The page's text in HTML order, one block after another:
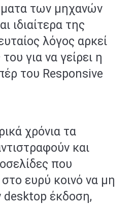
των μηχανών
ιδιαίτερα της
λόγος αρκεί
για να γείρει η
του Responsive
χρόνια τα
και
που
ευρύ κοινό να μη
desktop έκδοση,